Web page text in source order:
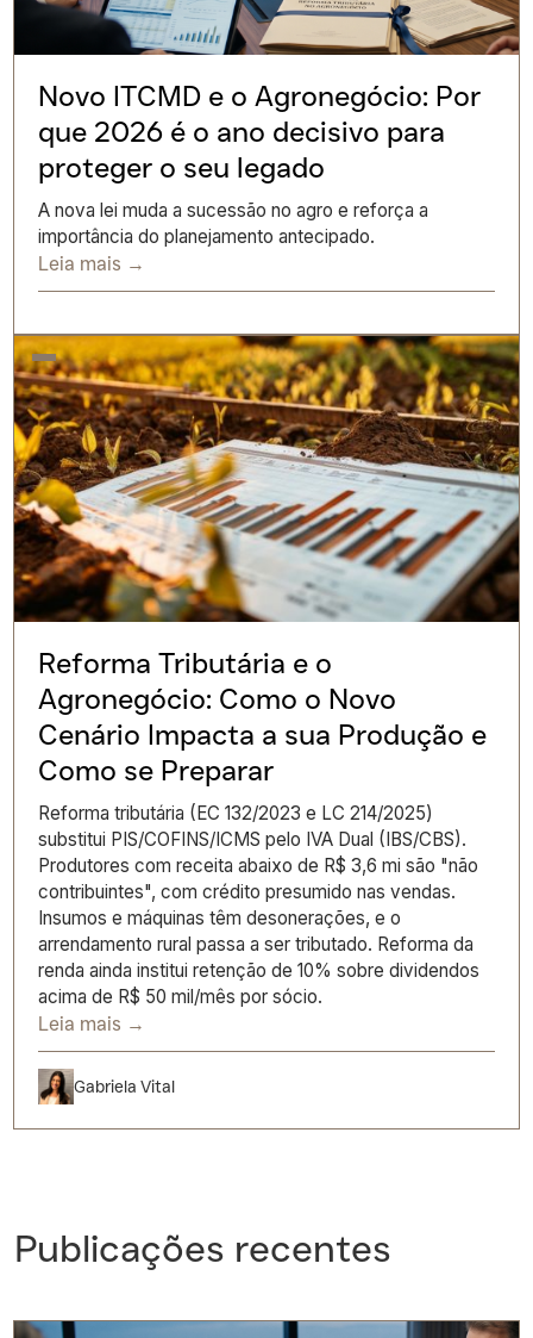
Novo ITCMD e o Agronegócio: Por
que 2026 é o ano decisivo para
proteger o seu legado
A nova lei muda a sucessão no agro e reforça a
importância do planejamento antecipado.
Leia mais →
Reforma Tributária e o
Agronegócio: Como o Novo
Cenário Impacta a sua Produção e
Como se Preparar
Reforma tributária (EC 132/2023 e LC 214/2025)
substitui PIS/COFINS/ICMS pelo IVA Dual (IBS/CBS).
Produtores com receita abaixo de R$ 3,6 mi são "não
contribuintes", com crédito presumido nas vendas.
Insumos e máquinas têm desonerações, e o
arrendamento rural passa a ser tributado. Reforma da
renda ainda institui retenção de 10% sobre dividendos
acima de R$ 50 mil/mês por sócio.
Leia mais →
Gabriela Vital
Publicações recentes